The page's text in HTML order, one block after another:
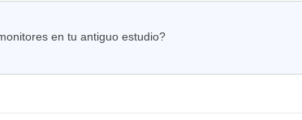
en tu antiguo estudio?